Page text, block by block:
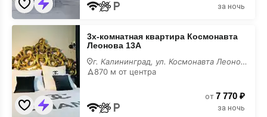
за ночь
3х-
комнатная
квартира
Космонавта
Леонова
13А
в
июне
3х-комнатная квартира Космонавта
Леонова 13А
г. Калининград, ул. Космонавта Леонова, 13А
870 м от центра
от 7 770 ₽
за ночь